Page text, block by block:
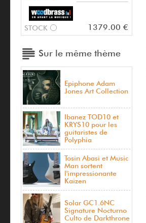
STOCK 1379.00 €
Sur le même thème
Epiphone Adam
Jones Art Collection
Ibanez TOD10 et
KRYS10 pour les
guitaristes de
Polyphia
Tosin Abasi et Music
Man sortent
l'impressionante
Kaizen
Solar GC1.6NC
Signature Nocturno
Culto de Darkthrone